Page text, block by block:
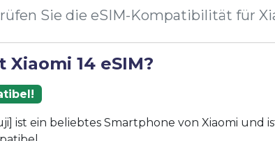
Sie die eSIM-Kompatibilität für
14 eSIM?
ist ein beliebtes Smartphone von Xiaomi und